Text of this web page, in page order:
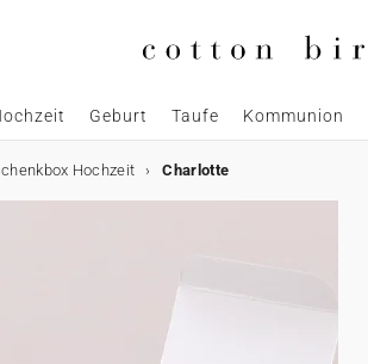
Geburt Taufe Kommunion
Hochzeit Charlotte